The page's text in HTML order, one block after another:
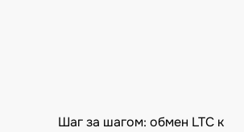
Шаг за шагом: обмен LTC к